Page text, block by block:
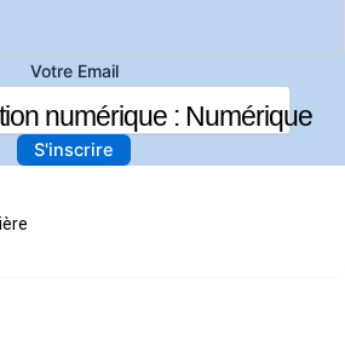
numérique : Numérique
Votre Email